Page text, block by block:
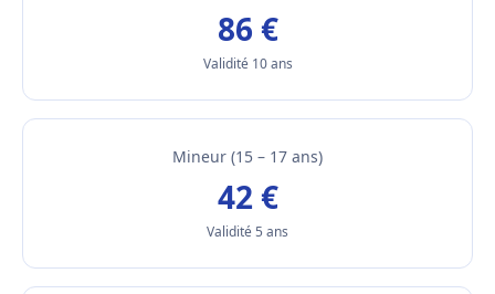
86 €
Validité 10 ans
Mineur (15 – 17 ans)
42 €
Validité 5 ans